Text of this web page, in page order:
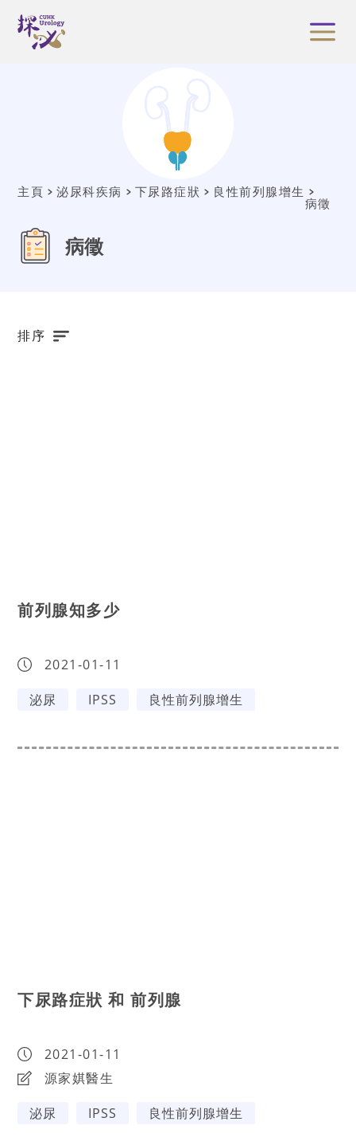
主頁 泌尿科疾病 下尿路症狀 良性前列腺增生
病徵
病徵
排序
前列腺知多少
2021-01-11
泌尿
IPSS 良性前列腺增生
下尿路症狀 和 前列腺
2021-01-11
源家娸醫生
泌尿
IPSS 良性前列腺增生